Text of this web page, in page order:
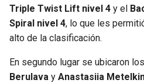
Triple Twist Lift nivel 4 y el
Spiral nivel 4, lo que les
alto de la clasificación.
En segundo lugar se ubicaron
Berulava y Anastasiia